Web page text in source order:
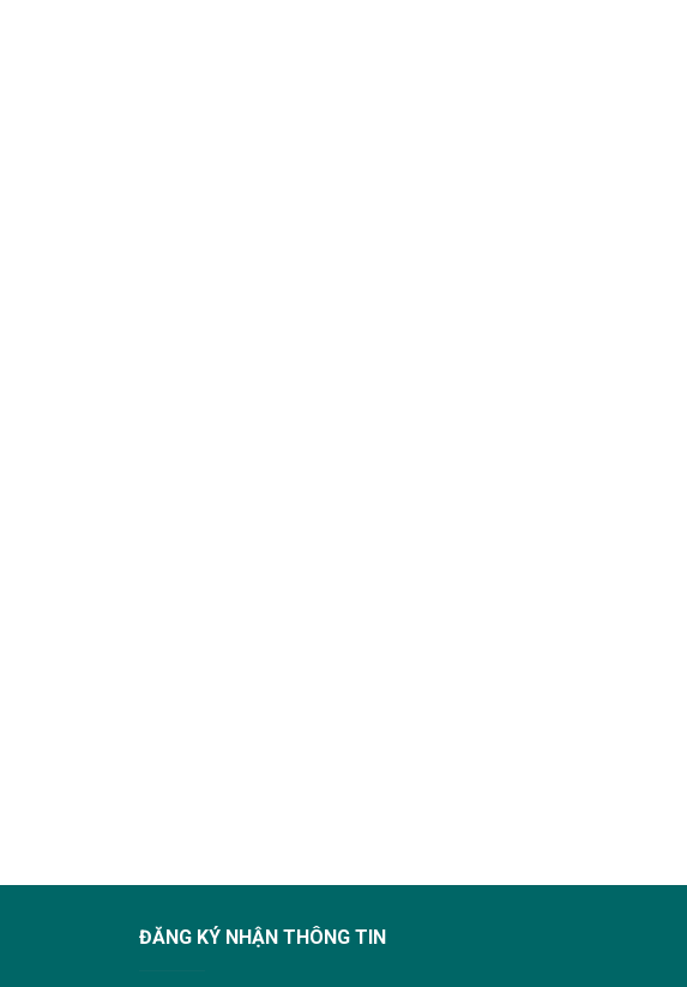
ĐĂNG KÝ NHẬN THÔNG TIN